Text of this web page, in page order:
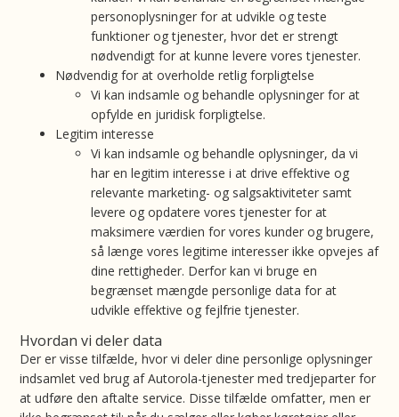
personoplysninger for at udvikle og teste
funktioner og tjenester, hvor det er strengt
nødvendigt for at kunne levere vores tjenester.
Nødvendig for at overholde retlig forpligtelse
Vi kan indsamle og behandle oplysninger for at
opfylde en juridisk forpligtelse.
Legitim interesse
Vi kan indsamle og behandle oplysninger, da vi
har en legitim interesse i at drive effektive og
relevante marketing- og salgsaktiviteter samt
levere og opdatere vores tjenester for at
maksimere værdien for vores kunder og brugere,
så længe vores legitime interesser ikke opvejes af
dine rettigheder. Derfor kan vi bruge en
begrænset mængde personlige data for at
udvikle effektive og fejlfrie tjenester.
Hvordan vi deler data
Der er visse tilfælde, hvor vi deler dine personlige oplysninger
indsamlet ved brug af Autorola-tjenester med tredjeparter for
at udføre den aftalte service. Disse tilfælde omfatter, men er